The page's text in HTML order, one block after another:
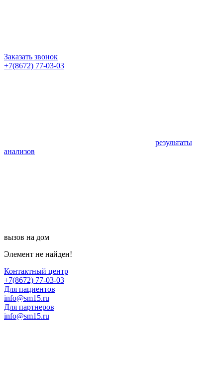
Заказать звонок
+7(8672) 77-03-03
результаты
анализов
вызов на дом
Элемент не найден!
Контактный центр
+7(8672) 77-03-03
Для пациентов
info@sm15.ru
Для партнеров
info@sm15.ru